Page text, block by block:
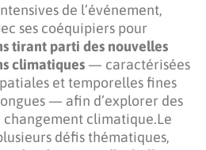
de l’événement,
ses coéquipiers pour
tirant parti des nouvelles
climatiques — caractérisées
et temporelles fines
— afin d’explorer des
changement climatique.Le
défis thématiques,